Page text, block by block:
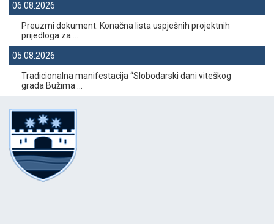
06.08.2026
Preuzmi dokument: Konačna lista uspješnih projektnih
prijedloga za ...
05.08.2026
Tradicionalna manifestacija “Slobodarski dani viteškog
grada Bužima ...